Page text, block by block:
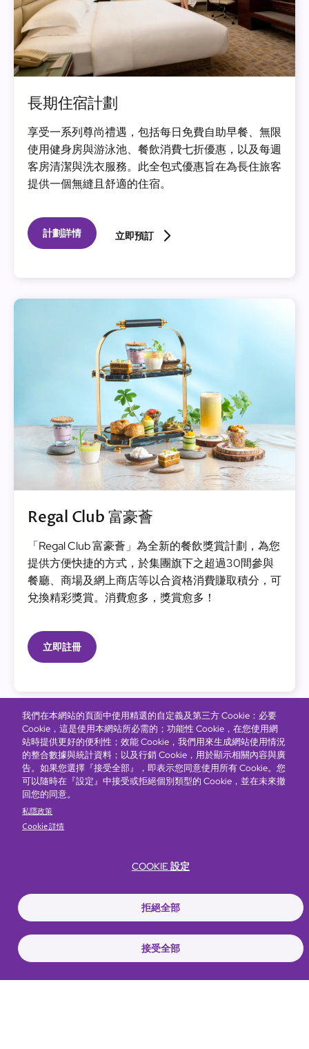
長期住宿計劃
享受一系列尊尚禮遇，包括每日免費自助早餐、無限
使用健身房與游泳池、餐飲消費七折優惠，以及每週
客房清潔與洗衣服務。此全包式優惠旨在為長住旅客
提供一個無縫且舒適的住宿。
計劃詳情 立即預訂
Regal Club 富豪薈
「Regal Club 富豪薈」為全新的餐飲獎賞計劃，為您
提供方便快捷的方式，於集團旗下之超過30間參與
餐廳、商場及網上商店等以合資格消費賺取積分，可
兌換精彩獎賞。消費愈多，獎賞愈多！
立即註冊
Bottom
menu
選擇酒店我們的品牌推廣與優惠獎勵計劃e-shop
管理層簡介
搶先一步，掌握最新資訊！
我們在本網站的頁面中使用精選的自定義及第三方 Cookie：必要
Cookie，這是使用本網站所必需的；功能性 Cookie，在您使用網
站時提供更好的便利性；效能 Cookie，我們用來生成網站使用情況
的整合數據與統計資料；以及行銷 Cookie，用於顯示相關內容與廣
告。如果您選擇『接受全部』，即表示您同意使用所有 Cookie。您
可以隨時在『設定』中接受或拒絕個別類型的 Cookie，並在未來撤
回您的同意。
私隱政策
Cookie 詳情
COOKIE 設定
拒絕全部
接受全部